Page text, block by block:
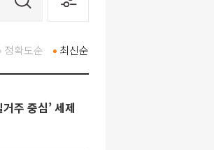
최신순
정확도순
주 중심’ 세제